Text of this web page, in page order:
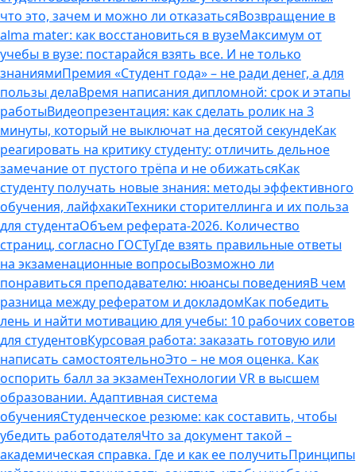
что это, зачем и можно ли отказатьсяВозвращение в
alma mater: как восстановиться в вузеМаксимум от
учебы в вузе: постарайся взять все. И не только
знаниямиПремия «Студент года» – не ради денег, а для
пользы делаВремя написания дипломной: срок и этапы
работыВидеопрезентация: как сделать ролик на 3
минуты, который не выключат на десятой секундеКак
реагировать на критику студенту: отличить дельное
замечание от пустого трёпа и не обижатьсяКак
студенту получать новые знания: методы эффективного
обучения, лайфхакиТехники сторителлинга и их польза
для студентаОбъем реферата-2026. Количество
страниц, согласно ГОСТуГде взять правильные ответы
на экзаменационные вопросыВозможно ли
понравиться преподавателю: нюансы поведенияВ чем
разница между рефератом и докладомКак победить
лень и найти мотивацию для учебы: 10 рабочих советов
для студентовКурсовая работа: заказать готовую или
написать самостоятельноЭто – не моя оценка. Как
оспорить балл за экзаменТехнологии VR в высшем
образовании. Адаптивная система
обученияСтуденческое резюме: как составить, чтобы
убедить работодателяЧто за документ такой –
академическая справка. Где и как ее получитьПринципы